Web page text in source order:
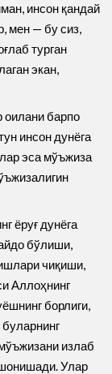
инсон қандай
мен — бу сиз,
турган
экан,
барпо
инсон дунёга
эса мўъжиза
ёруғ дунёга
бўлиши,
чиқиши,
Аллоҳнинг
борлиги,
излаб
Улар